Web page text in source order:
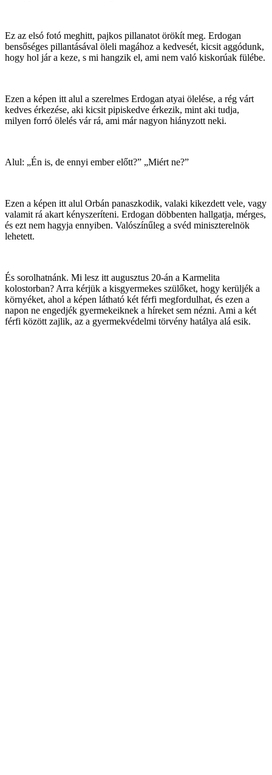
Ez az elsó fotó meghitt, pajkos pillanatot örökít meg. Erdogan
bensőséges pillantásával öleli magához a kedvesét, kicsit aggódunk,
hogy hol jár a keze, s mi hangzik el, ami nem való kiskorúak fülébe.
Ezen a képen itt alul a szerelmes Erdogan atyai ölelése, a rég várt
kedves érkezése, aki kicsit pipiskedve érkezik, mint aki tudja,
milyen forró ölelés vár rá, ami már nagyon hiányzott neki.
Alul: „Én is, de ennyi ember előtt?” „Miért ne?”
Ezen a képen itt alul Orbán panaszkodik, valaki kikezdett vele, vagy
valamit rá akart kényszeríteni. Erdogan döbbenten hallgatja, mérges,
és ezt nem hagyja ennyiben. Valószínűleg a svéd miniszterelnök
lehetett.
És sorolhatnánk. Mi lesz itt augusztus 20-án a Karmelita
kolostorban? Arra kérjük a kisgyermekes szülőket, hogy kerüljék a
környéket, ahol a képen látható két férfi megfordulhat, és ezen a
napon ne engedjék gyermekeiknek a híreket sem nézni. Ami a két
férfi között zajlik, az a gyermekvédelmi törvény hatálya alá esik.